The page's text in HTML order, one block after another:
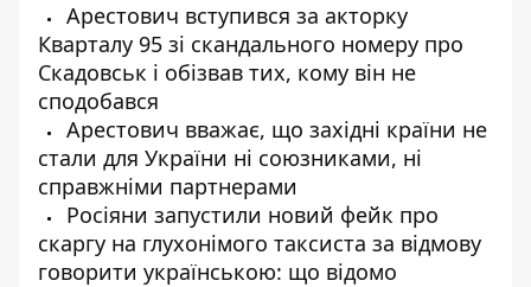
Арестович вступився за акторку
Кварталу 95 зі скандального номеру про
Скадовськ і обізвав тих, кому він не
сподобався
Арестович вважає, що західні країни не
стали для України ні союзниками, ні
справжніми партнерами
Росіяни запустили новий фейк про
скаргу на глухонімого таксиста за відмову
говорити українською: що відомо